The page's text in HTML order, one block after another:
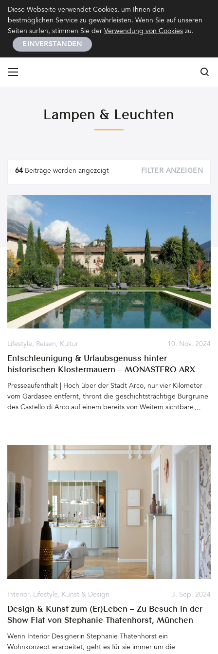
Diese Webseite verwendet Cookies, um Ihnen den
bestmöglichen Service zu gewährleisten. Wenn Sie auf unseren
Seiten surfen, stimmen Sie der Verwendung von Cookies zu.
EINVERSTANDEN
Lampen & Leuchten
Artikel
64 Beiträge werden angezeigt FILTER ANZEIGEN
10. Nov. 2024
Lifestyle, Reisen, Kultur
Entschleunigung & Urlaubsgenuss hinter
historischen Klostermauern – MONASTERO ARX
VIVENDI, Arco, Gardasee
Presseaufenthalt | Hoch über der Stadt Arco, nur vier Kilometer
vom Gardasee entfernt, thront die geschichtsträchtige Burgruine
des Castello di Arco auf einem bereits von Weitem sichtbaren
Arco, das sich im Halbkreis um den Felsen zu legen scheint, ist
fantastisch. Von der Altstadt ist die Aussicht auf die Ruine nicht
weniger eindrucksvoll. Bereits Albrecht Dürer malte das Castello
aus dieser Perspektive.Genau genommen müsste er (im 15.
Jahrhundert) etwa dort seine Staffelei aufgestellt haben, wo
zweihundert Jahre später (1689) das Kloster der Dienerinnen
Marias erbaut wurde. Ein Ort der Ruhe und des Rückzugs aus
dem weltlichen Leben. Umgeben von hohen Mauern, hinter
denen sich die Burg erhebt. Diesen Dürer-Moment haben heute
die Gäste des 2021 eröffneten MONASTERO ARX VIVENDI. Wo
die Nonnen früher Obst und Gemüse anbauten, befinden sich
heute Hotelterrasse, Pool mit gemütlichen Liegen zwischen
Palmen, Granatapfelbäumen und Zypressen und das moderne
Spa-Gebäude. Die Burg immer im Blick&hellip
3. Sep. 2024
Interior, Lifestyle, Kunst & Design
Design & Kunst zum (Er)Leben – Zu Besuch in der
Show Flat von Stephanie Thatenhorst, München
Wenn Interior Designerin Stephanie Thatenhorst ein
Wohnkonzept erarbeitet, geht es für sie immer um die